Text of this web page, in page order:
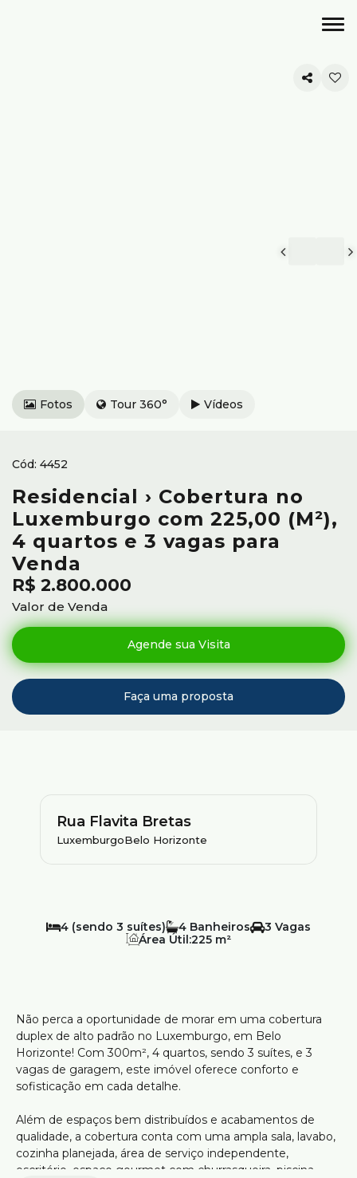
Fotos Tour 360° Vídeos
Residencial › Cobertura no
Luxemburgo com 225,00 (M²),
4 quartos e 3 vagas para
Venda
R$ 2.800.000
Valor de Venda
4452
Rua Flavita Bretas
LuxemburgoBelo Horizonte
4 (sendo 3 suítes) 4
3
Área Útil:225 m²
Não perca a oportunidade de morar em uma cobertura
duplex de alto padrão no Luxemburgo, em Belo
Horizonte! Com 300m², 4 quartos, sendo 3 suítes, e 3
vagas de garagem, este imóvel oferece conforto e
sofisticação em cada detalhe.
Além de espaços bem distribuídos e acabamentos de
qualidade, a cobertura conta com uma ampla sala, lavabo,
cozinha planejada, área de serviço independente,
escritório, espaço gourmet com churrasqueira, piscina